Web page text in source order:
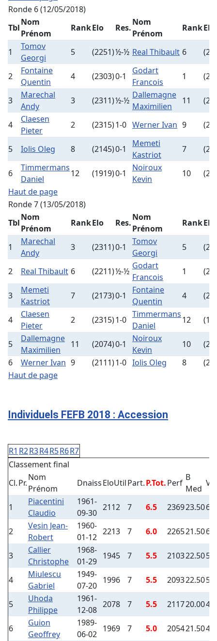
Ronde 6 (12/05/2018)
Tbl
Nom
Prénom
RankElo Res.
Nom
Prénom
RankElo
1
Tomov
Georgi
5 (2251)½-½ Real Thibault 6
2
Fontaine
Quentin
4 (2303)0-1
Godart
Francois
1
3
Marechal
Andy
3 (2311)½-½
Dallemagne
Maximilien
11
4
Claesen
Pieter
2 (2315)1-0 Werner Ivan 9
5 Iolis Oleg 8 (2145)0-1
Memeti
Kastriot
7
6
Timmermans
Daniel
12 (1919)0-1
Noiroux
Kevin
10
Haut de page
Ronde 7 (13/05/2018)
Tbl
Nom
Prénom
RankElo Res.
Nom
Prénom
RankElo
1
Marechal
Andy
3 (2311)0-1
Tomov
Georgi
5
2 Real Thibault 6 (2211)½-½
Godart
Francois
1
3
Memeti
Kastriot
7 (2173)0-1
Fontaine
Quentin
4
4
Claesen
Pieter
2 (2315)1-0
Timmermans
Daniel
12
5
Dallemagne
Maximilien
11 (2074)0-1
Noiroux
Kevin
10
6
Werner Ivan 9 (2111)1-0 Iolis Oleg 8
Haut de page
Individuels FEFB 2018 : Accession
R1 R2R3R4R5R6R7
Classement final
Cl.Pr.
Nom
Prénom
DnaissEloUtilPart.P.Tot.Perf
B
Med
1
Piacentini
Claudio
1961-
09-30
2112 7 6.5 236923.506
2
Vesin Jean-
Robert
1960-
01-12
2213 7 6.0 226521.506
3
Callier
Christophe
1968-
01-29
1945 7 5.5 210322.505
4
Miulescu
Gabriel
1949-
07-20
1996 7 5.5 209322.505
5
Uhoda
Philippe
1961-
12-08
2078 7 5.5 211720.004
6
Guion
Geoffrey
1989-
06-02
1969 7 5.0 205421.504